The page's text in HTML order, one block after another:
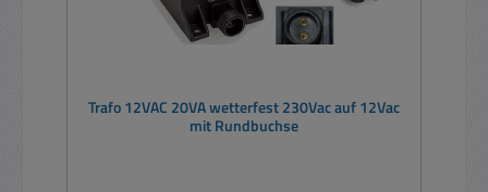
Trafo 12VAC 20VA wetterfest 230Vac auf 12Vac
mit Rundbuchse